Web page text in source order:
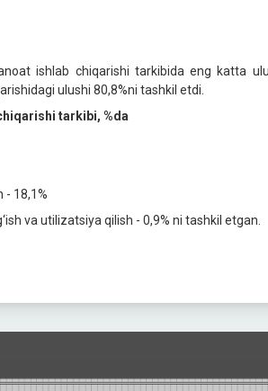
ishlab chiqarishi tarkibida eng katta
ulushi 80,8%ni tashkil etdi.
tarkibi, %da
- 18,1%
va utilizatsiya qilish - 0,9% ni tashkil etgan.